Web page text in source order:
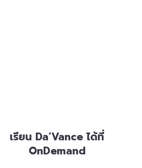
เรียน Da’Vance ได้ที่
OnDemand